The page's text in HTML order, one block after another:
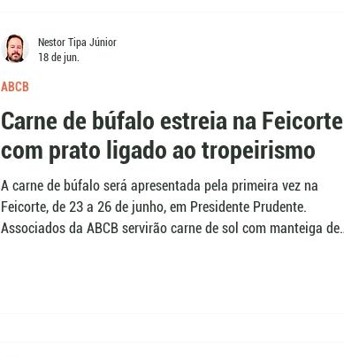
Carne de búfalo estreia na Feicorte
com prato ligado ao tropeirismo
A carne de búfalo será apresentada pela primeira vez na
Feicorte, de 23 a 26 de junho, em Presidente Prudente.
Associados da ABCB servirão carne de sol com manteiga de
ABCB
Nestor Tipa Júnior
18 de jun.